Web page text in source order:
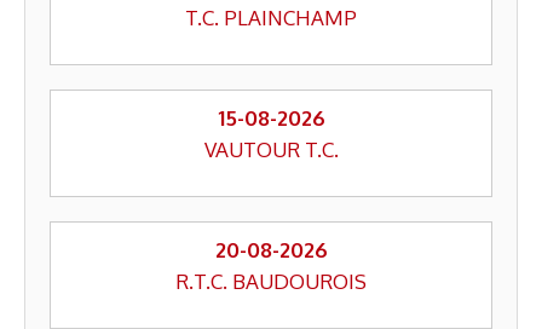
T.C. PLAINCHAMP
15-08-2026
VAUTOUR T.C.
20-08-2026
R.T.C. BAUDOUROIS